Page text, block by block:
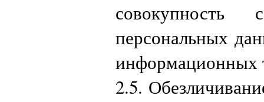
персональных
информационных
2.5.